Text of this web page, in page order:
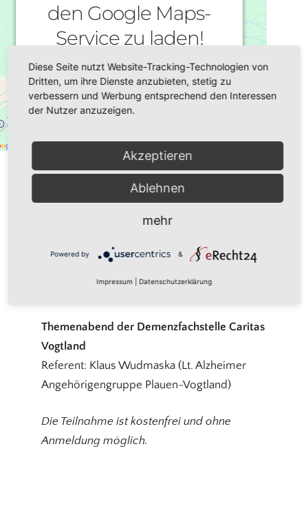
den Google Maps-
Service zu laden!
Wir verwenden einen Service eines
Drittanbieters, um Karteninhalte
einzubetten. Dieser Service kann Daten zu
Ihren Aktivitäten sammeln. Bitte lesen Sie
Nutzung des Service zu, um diese Karte
anzuzeigen.
Mehr Informationen
Powered byUsercentrics Consent
Management Platform
25.11.2024
Plauen, Gemeindehaus der katholischen
Themenabend der Demenzfachstelle Caritas
Vogtland
Referent: Klaus Wudmaska (Lt. Alzheimer
Angehörigengruppe Plauen-Vogtland)
Die Teilnahme ist kostenfrei und ohne
Anmeldung möglich.
Diese Seite nutzt Website-Tracking-Technologien von
Dritten, um ihre Dienste anzubieten, stetig zu
verbessern und Werbung entsprechend den Interessen
der Nutzer anzuzeigen.
Akzeptieren
Ablehnen
mehr
Powered by &
Impressum Datenschutzerklärung